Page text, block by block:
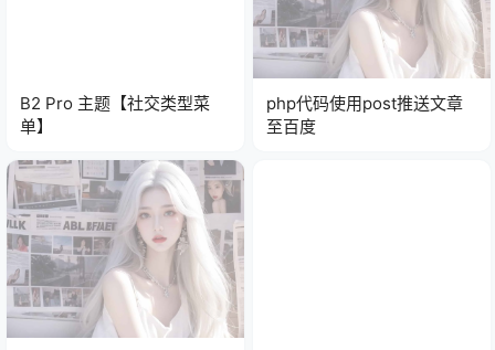
B2 Pro 主题【社交类型菜
单】
php代码使用post推送文章
至百度